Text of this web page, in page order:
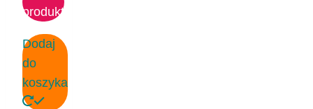
produkt
Dodaj
do
koszyka